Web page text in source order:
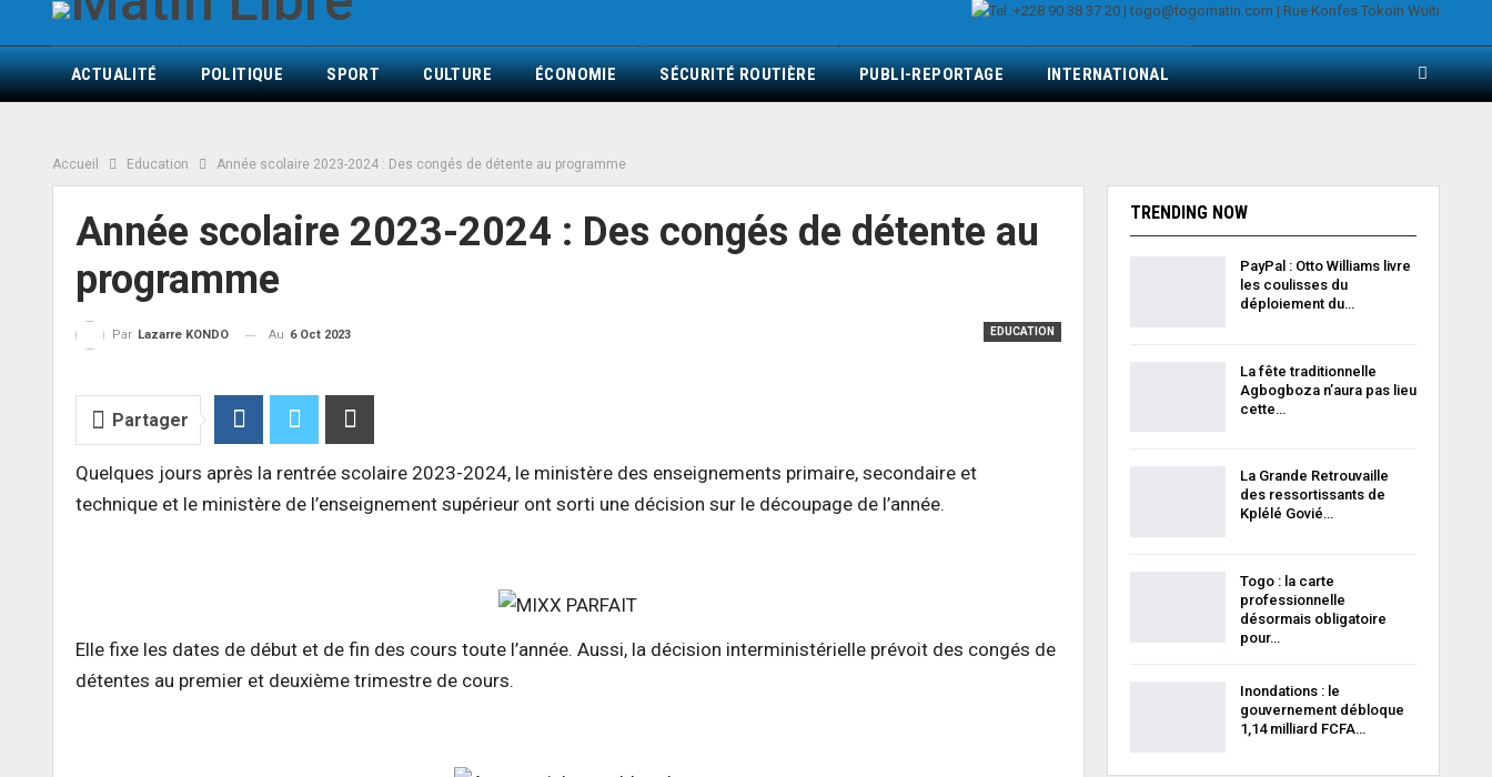
ACTUALITÉ POLITIQUE SPORT CULTURE ÉCONOMIE SÉCURITÉ ROUTIÈRE PUBLI-REPORTAGE INTERNATIONAL
Accueil Education Année scolaire 2023-2024 : Des congés de détente au programme
Année scolaire 2023-2024 : Des congés de détente au
programme
EDUCATION
Par Lazarre KONDO Au 6 Oct 2023
Partager
Quelques jours après la rentrée scolaire 2023-2024, le ministère des enseignements primaire, secondaire et
technique et le ministère de l’enseignement supérieur ont sorti une décision sur le découpage de l’année.
Elle fixe les dates de début et de fin des cours toute l’année. Aussi, la décision interministérielle prévoit des congés de
détentes au premier et deuxième trimestre de cours.
TRENDING NOW
PayPal : Otto Williams livre
les coulisses du
déploiement du…
La fête traditionnelle
Agbogboza n’aura pas lieu
cette…
La Grande Retrouvaille
des ressortissants de
Kplélé Govié…
Togo : la carte
professionnelle
désormais obligatoire
pour…
Inondations : le
gouvernement débloque
1,14 milliard FCFA…